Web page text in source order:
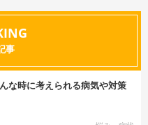
事
な時に考えられる病気や対策